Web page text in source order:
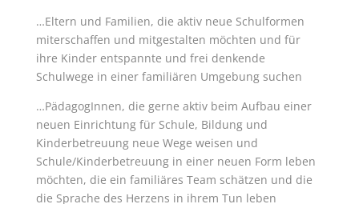
…Eltern und Familien, die aktiv neue Schulformen
miterschaffen und mitgestalten möchten und für
ihre Kinder entspannte und frei denkende
Schulwege in einer familiären Umgebung suchen
…PädagogInnen, die gerne aktiv beim Aufbau einer
neuen Einrichtung für Schule, Bildung und
Kinderbetreuung neue Wege weisen und
Schule/Kinderbetreuung in einer neuen Form leben
möchten, die ein familiäres Team schätzen und die
die Sprache des Herzens in ihrem Tun leben